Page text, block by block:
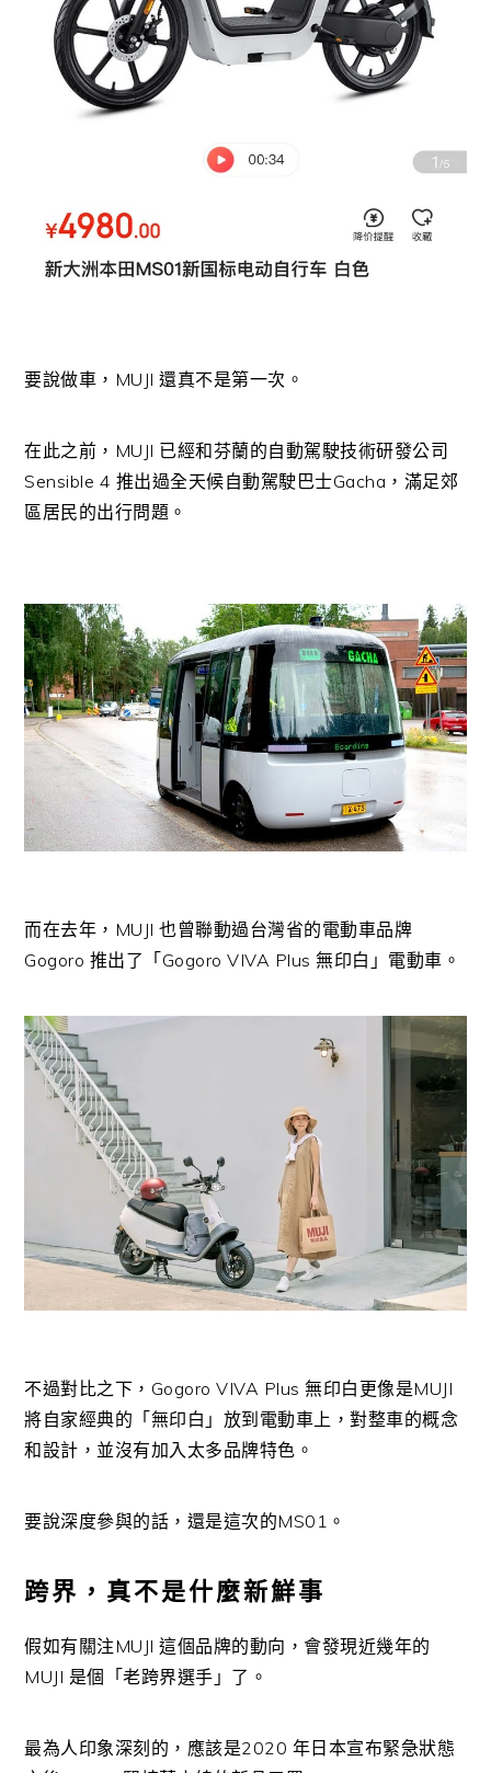
要說做車，MUJI 還真不是第一次。
在此之前，MUJI 已經和芬蘭的自動駕駛技術研發公司
Sensible 4 推出過全天候自動駕駛巴士Gacha，滿足郊
區居民的出行問題。
而在去年，MUJI 也曾聯動過台灣省的電動車品牌
Gogoro 推出了「Gogoro VIVA Plus 無印白」電動車。
不過對比之下，Gogoro VIVA Plus 無印白更像是MUJI
將自家經典的「無印白」放到電動車上，對整車的概念
和設計，並沒有加入太多品牌特色。
要說深度參與的話，還是這次的MS01。
跨界，真不是什麼新鮮事
假如有關注MUJI 這個品牌的動向，會發現近幾年的
MUJI 是個「老跨界選手」了。
最為人印象深刻的，應該是2020 年日本宣布緊急狀態